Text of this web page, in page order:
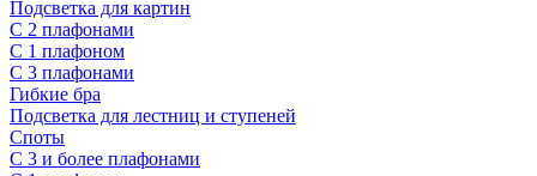
Подсветка для картин
С 2 плафонами
С 1 плафоном
С 3 плафонами
Гибкие бра
Подсветка для лестниц и ступеней
Споты
С 3 и более плафонами